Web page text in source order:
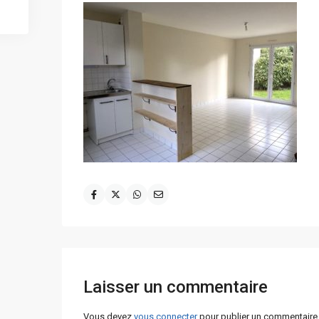
Laisser un commentaire
Vous devez vous connecterpour publier un commentaire.